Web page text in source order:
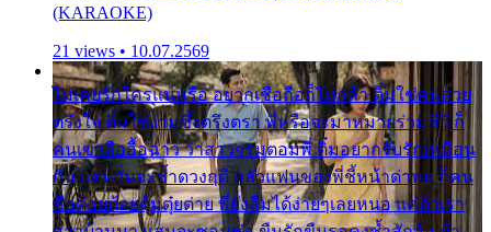
(KARAOKE)
21 views • 10.07.2569
ไม่เคยรักใครแน่หรือ อยากเชื่อถือก็ไม่กล้า ติ๋มใช่คนสวย
ตรึงใจ ติ๋มใช่งามซึ้งตรึงตรา พี่หรือจะมาหมายร่วมชีวี ก็
คนเขาลืออื้อฉาว ว่าสาวๆรุมตอมพี่ ติ๋มอยากรับรักเหมือน
กัน แต่หวั่นจะช้ำดวงฤดี กลัวแฟนของพี่ชี้หน้าด่าทอ ก็คน
ชื่อต๋อยต้อยตุ้มตุ๋ยต่าย พี่ยังลืมได้ง่ายๆเลยหนอ แค่ตัวเรา